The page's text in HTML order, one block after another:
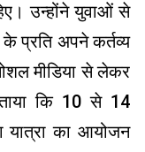
उन्होंने युवाओं से
प्रति अपने कर्तव्य
मीडिया से लेकर
कि 10 से 14
का आयोजन